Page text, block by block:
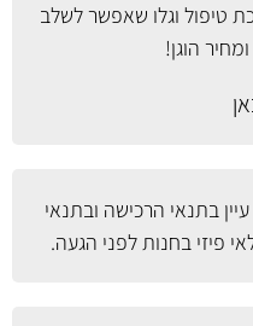
טיפול וגלו שאפשר לשלב
הוגן!
בתנאי הרכישה ובתנאי
פיזי בחנות לפני הגעה.